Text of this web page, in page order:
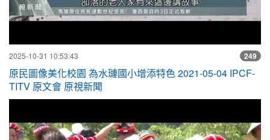
249
2025-10-31 10:53:43
原民圖像美化校園 為水璉國小增添特色 2021-05-04 IPCF-
TITV 原文會 原視新聞